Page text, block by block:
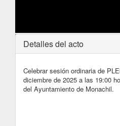
Detalles del acto
Celebrar sesión ordinaria de
diciembre de 2025 a las 19:00
del Ayuntamiento de Monachil.